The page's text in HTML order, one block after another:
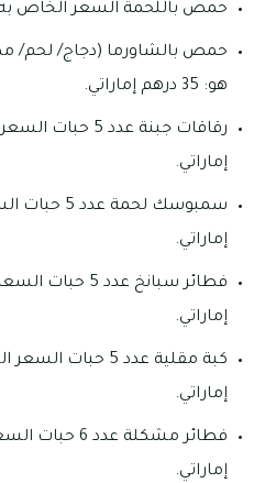
حمص باللحمة السعر الخاص به هو: 35 درهم
حمص بالشاورما (دجاج/ لحم/
هو: 35 درهم إماراتي.
إماراتي.
إماراتي.
إماراتي.
إماراتي.
إماراتي.